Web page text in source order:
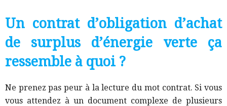
Un contrat d’obligation d’achat
de surplus d’énergie verte ça
ressemble à quoi ?
Ne prenez pas peur à la lecture du mot contrat. Si vous
vous attendez à un document complexe de plusieurs